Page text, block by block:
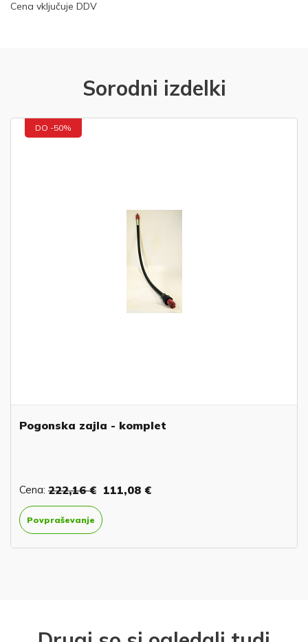
Cena vključuje DDV
Sorodni izdelki
DO -50%
Pogonska zajla - komplet
Cena: 222,16 € 111,08 €
Povpraševanje